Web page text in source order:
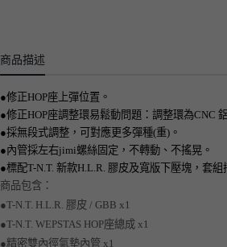
商品描述
●修正HOP座上彈位置。
●修正HOP座調整環易鬆動問題：調整環為CNC
●採無段式調整，可對應更多彈種(重)。
●內管採左右jimi螺絲固定，不轉動、不搖晃。
●標配T-N.T. 新款H.L.R. 膠皮及寬版下壓塊，套
商品包含：
●T-N.T. H.L.R. 膠皮 / GBB x1
●T-N.T. WEPSTAS HOP座總成 x1
●精密雙內徑氣墊內管 x1